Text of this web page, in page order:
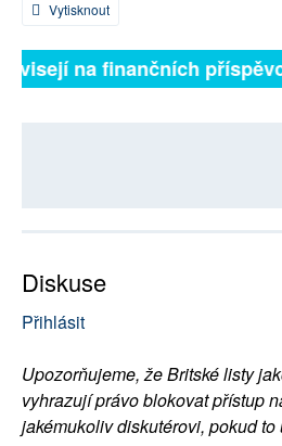
Vytisknout
na finančních
Diskuse
Přihlásit
Upozorňujeme, že Britské listy
vyhrazují právo blokovat přístup
jakémukoliv diskutérovi, pokud